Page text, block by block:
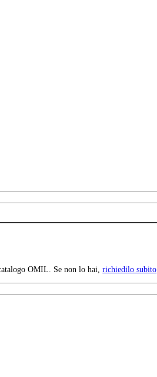
OMIL. Se non lo hai,richiedilo subito